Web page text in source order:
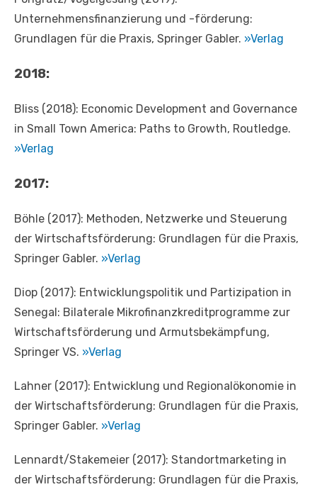
Unternehmensfinanzierung und -förderung:
Grundlagen für die Praxis, Springer Gabler. »Verlag
2018:
Bliss (2018): Economic Development and Governance
in Small Town America: Paths to Growth, Routledge.
»Verlag
2017:
Böhle (2017): Methoden, Netzwerke und Steuerung
der Wirtschaftsförderung: Grundlagen für die Praxis,
Springer Gabler. »Verlag
Diop (2017): Entwicklungspolitik und Partizipation in
Senegal: Bilaterale Mikrofinanzkreditprogramme zur
Wirtschaftsförderung und Armutsbekämpfung,
Springer VS. »Verlag
Lahner (2017): Entwicklung und Regionalökonomie in
der Wirtschaftsförderung: Grundlagen für die Praxis,
Springer Gabler. »Verlag
Lennardt/Stakemeier (2017): Standortmarketing in
der Wirtschaftsförderung: Grundlagen für die Praxis,